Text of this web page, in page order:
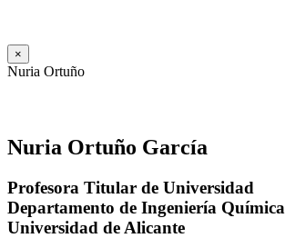
×
Nuria Ortuño
Nuria Ortuño García
Profesora Titular de Universidad
Departamento de Ingeniería Química
Universidad de Alicante